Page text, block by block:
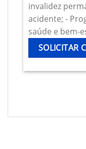
invalidez
acidente; -
saúde e bem-
SOLICITAR